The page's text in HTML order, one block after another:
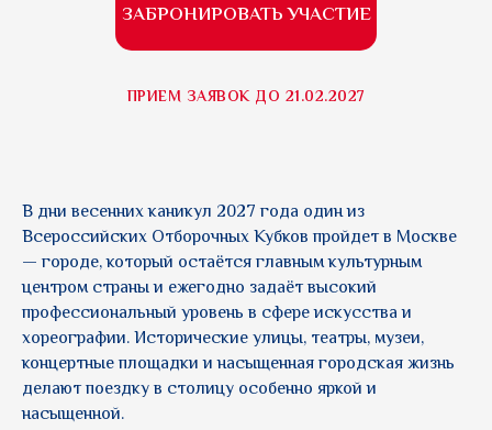
ПРИЕМ ЗАЯВОК ДО 21.02.2027
ЗАБРОНИРОВАТЬ УЧАСТИЕ
В дни весенних каникул 2027 года один из
Всероссийских Отборочных Кубков пройдет в Москве
— городе, который остаётся главным культурным
центром страны и ежегодно задаёт высокий
профессиональный уровень в сфере искусства и
хореографии. Исторические улицы, театры, музеи,
концертные площадки и насыщенная городская жизнь
делают поездку в столицу особенно яркой и
насыщенной.